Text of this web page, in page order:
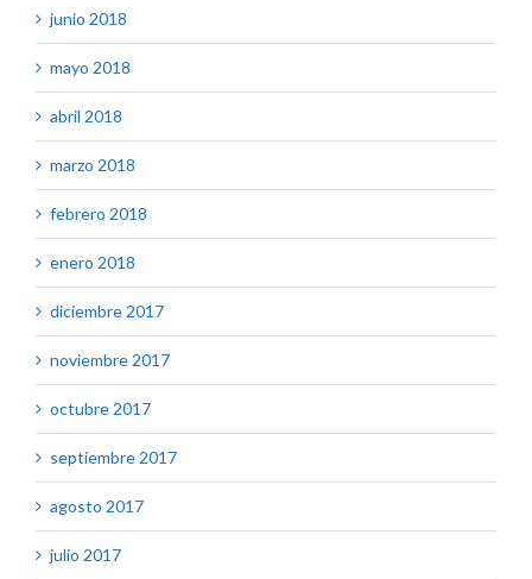
junio 2018
mayo 2018
abril 2018
marzo 2018
febrero 2018
enero 2018
diciembre 2017
noviembre 2017
octubre 2017
septiembre 2017
agosto 2017
julio 2017